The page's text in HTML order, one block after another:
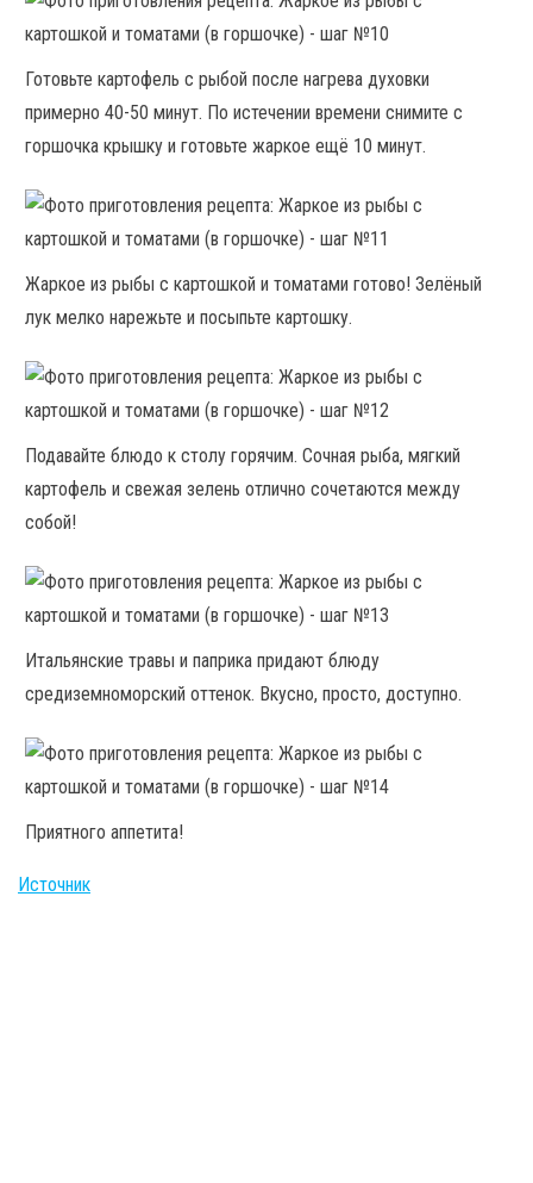
Готовьте картофель с рыбой после нагрева духовки
примерно 40-50 минут. По истечении времени снимите с
горшочка крышку и готовьте жаркое ещё 10 минут.
Жаркое из рыбы с картошкой и томатами готово! Зелёный
лук мелко нарежьте и посыпьте картошку.
Подавайте блюдо к столу горячим. Сочная рыба, мягкий
картофель и свежая зелень отлично сочетаются между
собой!
Итальянские травы и паприка придают блюду
средиземноморский оттенок. Вкусно, просто, доступно.
Приятного аппетита!
Источник